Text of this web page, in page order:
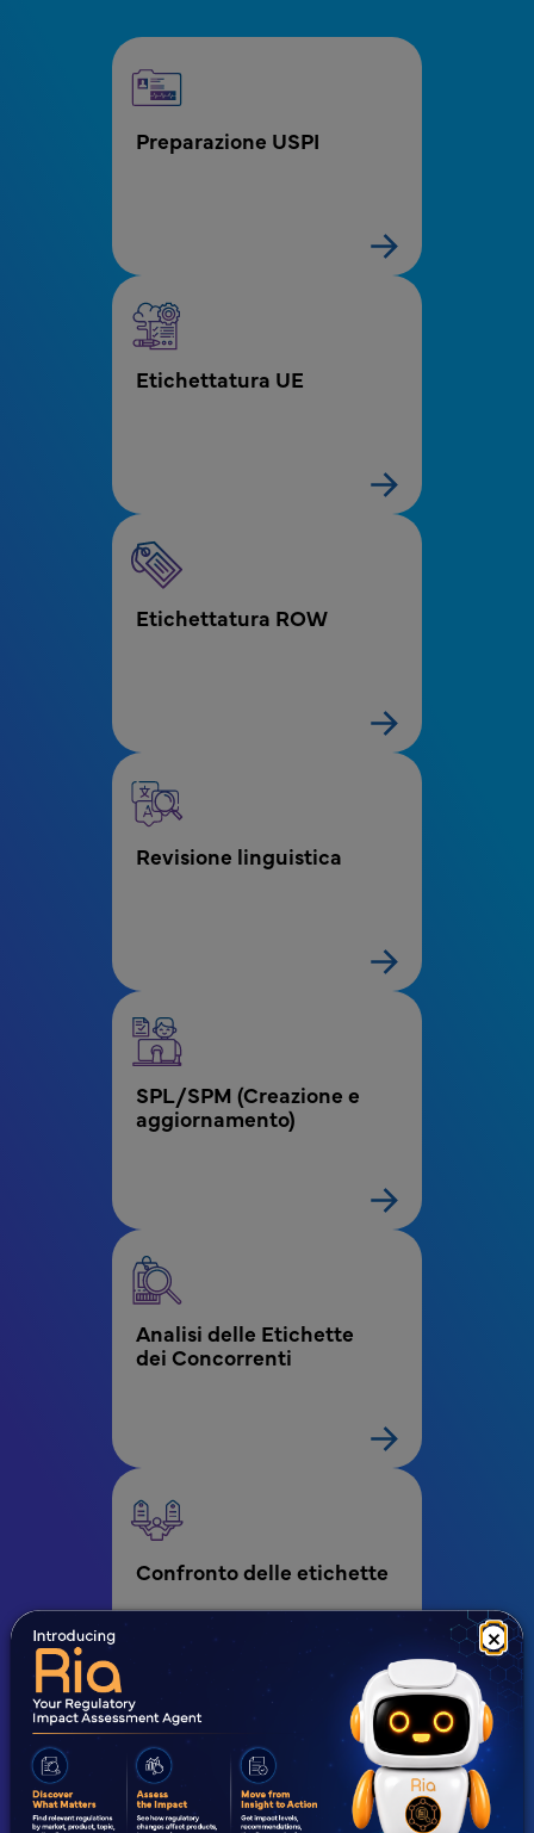
×
MPR Blocco menu Servizi regionali di
Preparazione USPI
Etichettatura UE
Etichettatura ROW
Revisione linguistica
SPL/SPM (Creazione e
aggiornamento)
Analisi delle Etichette
dei Concorrenti
Confronto delle etichette
Monitoraggio delle